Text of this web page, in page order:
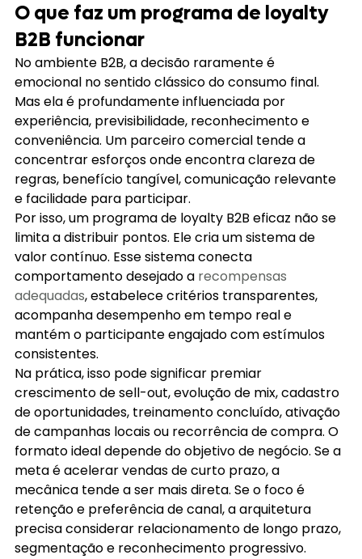
O que faz um programa de loyalty
B2B funcionar
No ambiente B2B, a decisão raramente é
emocional no sentido clássico do consumo final.
Mas ela é profundamente influenciada por
experiência, previsibilidade, reconhecimento e
conveniência. Um parceiro comercial tende a
concentrar esforços onde encontra clareza de
regras, benefício tangível, comunicação relevante
e facilidade para participar.
Por isso, um programa de loyalty B2B eficaz não se
limita a distribuir pontos. Ele cria um sistema de
valor contínuo. Esse sistema conecta
comportamento desejado a recompensas
adequadas, estabelece critérios transparentes,
acompanha desempenho em tempo real e
mantém o participante engajado com estímulos
consistentes.
Na prática, isso pode significar premiar
crescimento de sell-out, evolução de mix, cadastro
de oportunidades, treinamento concluído, ativação
de campanhas locais ou recorrência de compra. O
formato ideal depende do objetivo de negócio. Se a
meta é acelerar vendas de curto prazo, a
mecânica tende a ser mais direta. Se o foco é
retenção e preferência de canal, a arquitetura
precisa considerar relacionamento de longo prazo,
segmentação e reconhecimento progressivo.